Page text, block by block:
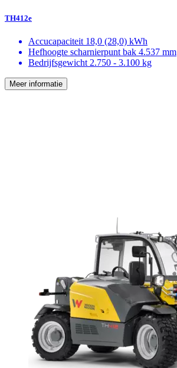
TH412e
Accucapaciteit 18,0 (28,0) kWh
Hefhoogte scharnierpunt bak 4.537 mm
Bedrijfsgewicht 2.750 - 3.100 kg
Meer informatie